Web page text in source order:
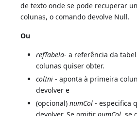
de texto onde se pode recuperar
colunas, o comando devolve Null.
Ou
refTabela- a referência da
colunas quiser obter.
colIni - aponta à primeira
devolver e
(opcional)numCol - especifica